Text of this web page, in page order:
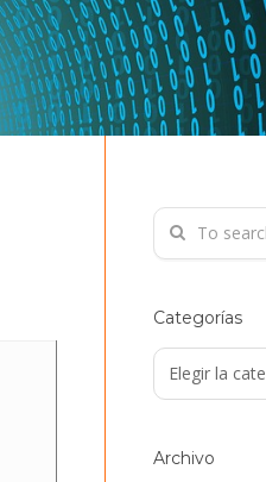
Categorías
Categorías
Archivo